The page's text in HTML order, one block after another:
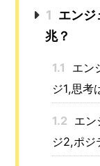
1 エンジ
兆？
1.1
エン
ジ1,思考
1.2 エン
ジ2,ポジ